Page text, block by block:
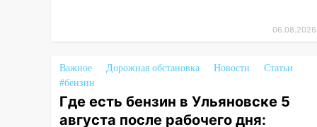
09:44
Ульяновские спасатели
помогли юному велосипедисту
на улице Чернышевского
06.08.2026
Важное Дорожная обстановка Новости
Статьи
#бензин
Где есть бензин в Ульяновске 5
августа после рабочего дня: